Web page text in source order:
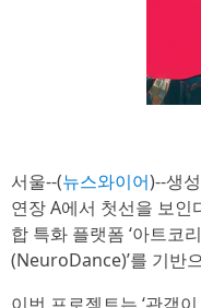
서울--(뉴스와이어)--생
연장 A에서 첫선을 보
합 특화 플랫폼 ‘아트코
(NeuroDance)’를 기반